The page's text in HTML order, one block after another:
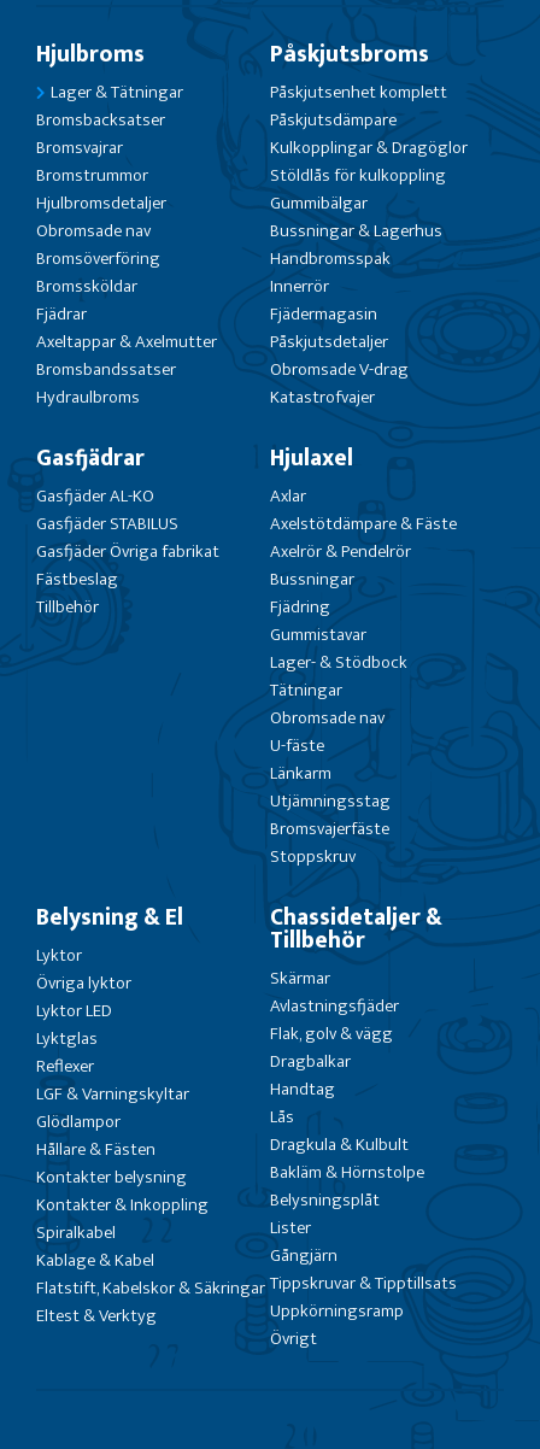
Hjulbroms
Lager & Tätningar
Bromsbacksatser
Bromsvajrar
Bromstrummor
Hjulbromsdetaljer
Obromsade nav
Bromsöverföring
Bromssköldar
Fjädrar
Axeltappar & Axelmutter
Bromsbandssatser
Hydraulbroms
Påskjutsbroms
Påskjutsenhet komplett
Påskjutsdämpare
Kulkopplingar & Dragöglor
Stöldlås för kulkoppling
Gummibälgar
Bussningar & Lagerhus
Handbromsspak
Innerrör
Fjädermagasin
Påskjutsdetaljer
Obromsade V-drag
Katastrofvajer
Gasfjädrar
Gasfjäder AL-KO
Gasfjäder STABILUS
Gasfjäder Övriga fabrikat
Fästbeslag
Tillbehör
Hjulaxel
Axlar
Axelstötdämpare & Fäste
Axelrör & Pendelrör
Bussningar
Fjädring
Gummistavar
Lager- & Stödbock
Tätningar
Obromsade nav
U-fäste
Länkarm
Utjämningsstag
Bromsvajerfäste
Stoppskruv
Belysning & El
Lyktor
Övriga lyktor
Lyktor LED
Lyktglas
Reflexer
LGF & Varningskyltar
Glödlampor
Hållare & Fästen
Kontakter belysning
Kontakter & Inkoppling
Spiralkabel
Kablage & Kabel
Flatstift, Kabelskor & Säkringar
Eltest & Verktyg
Chassidetaljer &
Tillbehör
Skärmar
Avlastningsfjäder
Flak, golv & vägg
Dragbalkar
Handtag
Lås
Dragkula & Kulbult
Bakläm & Hörnstolpe
Belysningsplåt
Lister
Gångjärn
Tippskruvar & Tipptillsats
Uppkörningsramp
Övrigt